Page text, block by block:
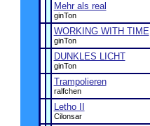
Mehr als real
ginTon
WORKING WITH TIME
ginTon
DUNKLES LICHT
ginTon
Trampolieren
ralfchen
Letho II
Cilonsar